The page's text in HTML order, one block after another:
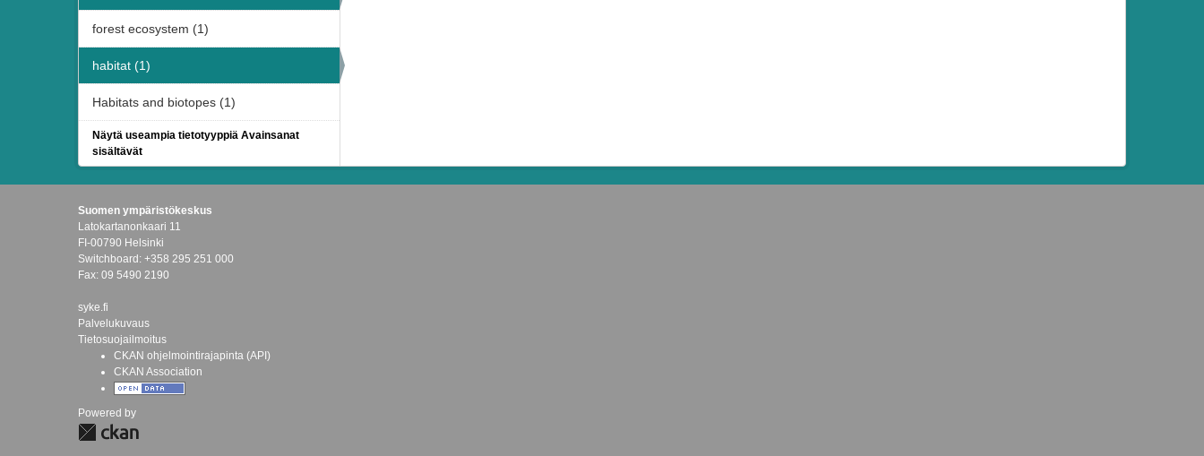
forest ecosystem (1)
habitat (1)
Habitats and biotopes (1)
Näytä useampia tietotyyppiä Avainsanat
sisältävät
Suomen ympäristökeskus
Latokartanonkaari 11
FI-00790 Helsinki
Switchboard: +358 295 251 000
Fax: 09 5490 2190
syke.fi
Palvelukuvaus
Tietosuojailmoitus
CKAN ohjelmointirajapinta (API)
CKAN Association
Powered by